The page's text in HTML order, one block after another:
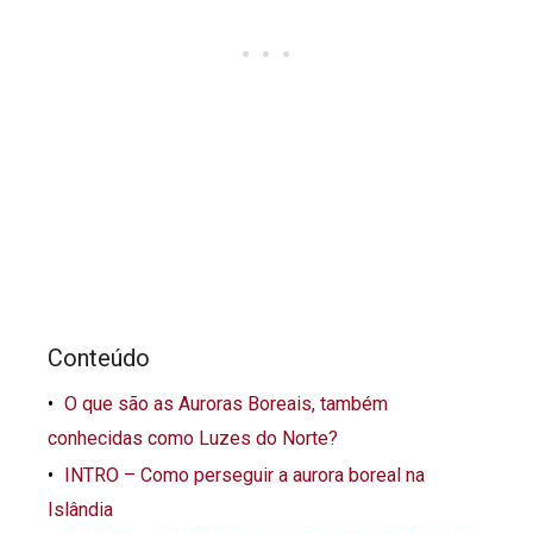
Conteúdo
O que são as Auroras Boreais, também
conhecidas como Luzes do Norte?
INTRO – Como perseguir a aurora boreal na
Islândia